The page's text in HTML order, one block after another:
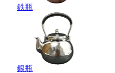
鉄瓶
銀瓶